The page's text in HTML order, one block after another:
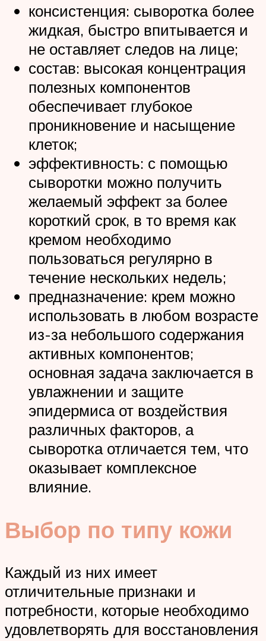
консистенция: сыворотка более
жидкая, быстро впитывается и
не оставляет следов на лице;
состав: высокая концентрация
полезных компонентов
обеспечивает глубокое
проникновение и насыщение
клеток;
эффективность: с помощью
сыворотки можно получить
желаемый эффект за более
короткий срок, в то время как
кремом необходимо
пользоваться регулярно в
течение нескольких недель;
предназначение: крем можно
использовать в любом возрасте
из-за небольшого содержания
активных компонентов;
основная задача заключается в
увлажнении и защите
эпидермиса от воздействия
различных факторов, а
сыворотка отличается тем, что
оказывает комплексное
влияние.
Выбор по типу кожи
Каждый из них имеет
отличительные признаки и
потребности, которые необходимо
удовлетворять для восстановления